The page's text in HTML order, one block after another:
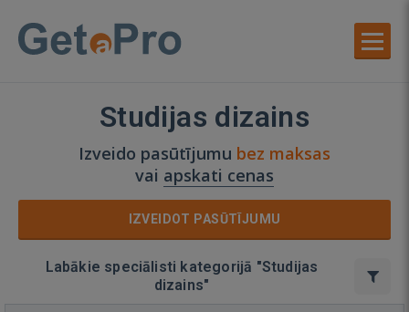
Studijas dizains
Izveido pasūtījumu bez maksas
vai apskati cenas
IZVEIDOT PASŪTĪJUMU
Labākie speciālisti kategorijā "Studijas
dizains"